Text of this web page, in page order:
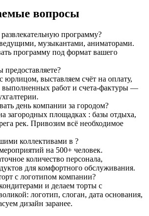
вопросы
программу?
музыкантами, аниматорами.
программу под формат вашего
юрлицом, выставляем счёт на оплату,
выполненных работ и счета-фактуры —
день компании за городом?
загородных площадках : базы отдыха,
рек. Привозим всё необходимое
коллективами в ?
на 500+ человек.
количество персонала,
для комфортного обслуживания.
с логотипом компании?
и делаем торты с
логотип, слоган, дата основания,
дизайн заранее.